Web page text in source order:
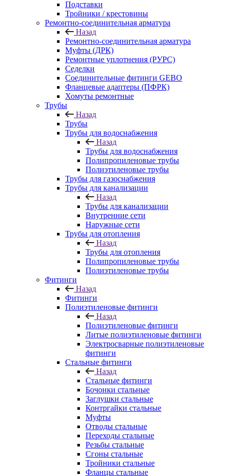
Подставки
Тройники / крестовины
Ремонтно-соединительная арматура
Назад
Ремонтно-соединительная арматура
Муфты (ДРК)
Ремонтные уплотнения (РУРС)
Седелки
Соединительные фитинги GEBO
Фланцевые адаптеры (ПФРК)
Хомуты ремонтные
Трубы
Назад
Трубы
Трубы для водоснабжения
Назад
Трубы для водоснабжения
Полипропиленовые трубы
Полиэтиленовые трубы
Трубы для газоснабжения
Трубы для канализации
Назад
Трубы для канализации
Внутренние сети
Наружные сети
Трубы для отопления
Назад
Трубы для отопления
Полипропиленовые трубы
Полиэтиленовые трубы
Фитинги
Назад
Фитинги
Полиэтиленовые фитинги
Назад
Полиэтиленовые фитинги
Литые полиэтиленовые фитинги
Электросварные полиэтиленовые
фитинги
Стальные фитинги
Назад
Стальные фитинги
Бочонки стальные
Заглушки стальные
Контргайки стальные
Муфты
Отводы стальные
Переходы стальные
Резьбы стальные
Сгоны стальные
Тройники стальные
Фланцы стальные